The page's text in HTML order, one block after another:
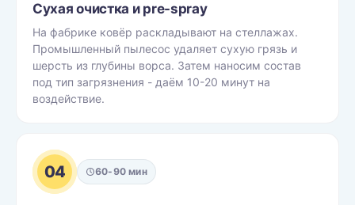
Сухая очистка и pre-spray
На фабрике ковёр раскладывают на стеллажах.
Промышленный пылесос удаляет сухую грязь и
шерсть из глубины ворса. Затем наносим состав
под тип загрязнения - даём 10-20 минут на
воздействие.
04 60-90 мин